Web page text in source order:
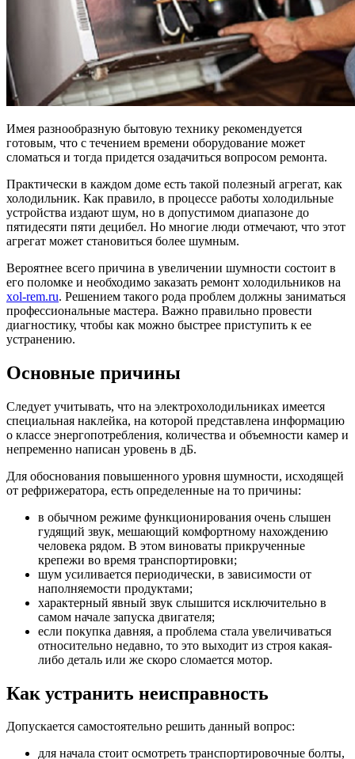
Имея разнообразную бытовую технику рекомендуется
готовым, что с течением времени оборудование может
сломаться и тогда придется озадачиться вопросом ремонта.
Практически в каждом доме есть такой полезный агрегат, как
холодильник. Как правило, в процессе работы холодильные
устройства издают шум, но в допустимом диапазоне до
пятидесяти пяти децибел. Но многие люди отмечают, что этот
агрегат может становиться более шумным.
Вероятнее всего причина в увеличении шумности состоит в
его поломке и необходимо заказать ремонт холодильников на
xol-rem.ru. Решением такого рода проблем должны заниматься
профессиональные мастера. Важно правильно провести
диагностику, чтобы как можно быстрее приступить к ее
устранению.
Основные причины
Следует учитывать, что на электрохолодильниках имеется
специальная наклейка, на которой представлена информацию
о классе энергопотребления, количества и объемности камер и
непременно написан уровень в дБ.
Для обоснования повышенного уровня шумности, исходящей
от рефрижератора, есть определенные на то причины:
в обычном режиме функционирования очень слышен
гудящий звук, мешающий комфортному нахождению
человека рядом. В этом виноваты прикрученные
крепежи во время транспортировки;
шум усиливается периодически, в зависимости от
наполняемости продуктами;
характерный явный звук слышится исключительно в
самом начале запуска двигателя;
если покупка давняя, а проблема стала увеличиваться
относительно недавно, то это выходит из строя какая-
либо деталь или же скоро сломается мотор.
Как устранить неисправность
Допускается самостоятельно решить данный вопрос:
для начала стоит осмотреть транспортировочные болты,